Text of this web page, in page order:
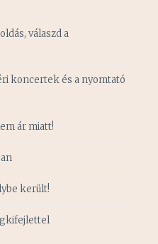
válaszd a
koncertek és a nyomtató
ár miatt!
került!